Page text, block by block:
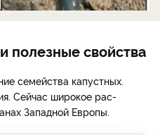
полезные свойства
семейства капустных.
Сейчас широкое рас­
Западной Европы.